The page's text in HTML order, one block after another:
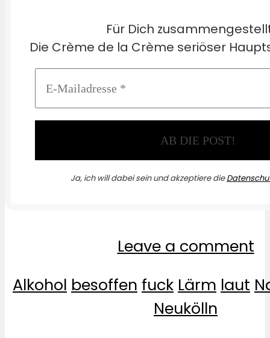
Für Dich
Die Crème de la Crème seriöser
Ja, ich will dabei sein und akzeptiere die
Leave a comment
Alkohol besoffen fuck Lärm laut
Neukölln